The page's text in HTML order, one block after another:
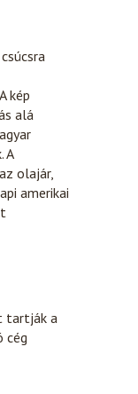
kép
alá
A
olajár,
amerikai
tartják a
cég